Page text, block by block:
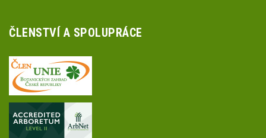
ČLENSTVÍ A SPOLUPRÁCE